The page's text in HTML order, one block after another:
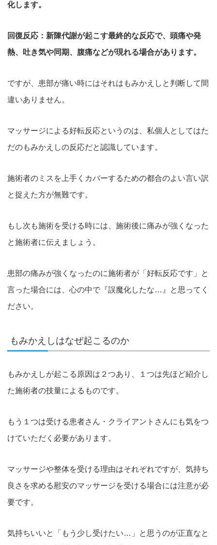
化します。
回復反応：新陳代謝が起こす最終的な反応で、頭痛や発
熱、吐き気や同期、腹痛などが現れる場合があります。
ですが、患部が痛い時にはそれはもみかえしと判断して間
違いありません。
マッサージによる好転反応というのは、私個人としてはた
だのもみかえしの反応だと認識しています。
施術者のミスを上手くカバーするための都合のよい言い訳
と捉えた方が無難です。
もし次も施術を受ける時には、施術後に痛みが強くなった
と施術者に伝えましょう。
患部の痛みが強くなったのに施術者が「好転反応です」と
言った場合には、心の中で『誤魔化したな…』と思ってく
ださい。
もみかえしはなぜ起こるのか
もみかえしが起こる原因は２つあり、１つは先ほど紹介し
た施術者の技量によるものです。
もう１つは受ける患者さん・クライアントさんにも気をつ
けていただく必要があります。
マッサージや整体を受ける理由はそれぞれですが、気持ち
良さを求める慰安のマッサージを受ける場合には注意が必
要です。
気持ちいいと「もう少し受けたい…」と思うのが正直なと